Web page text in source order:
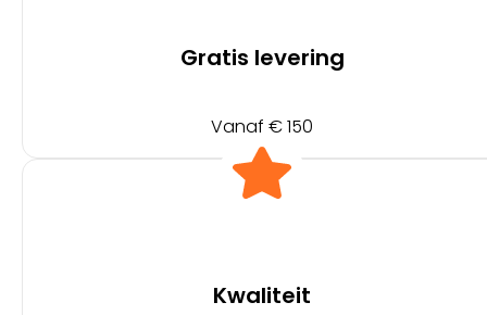
Gratis levering
Vanaf € 150
Kwaliteit